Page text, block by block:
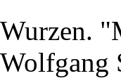
Wurzen.
Wolfgang